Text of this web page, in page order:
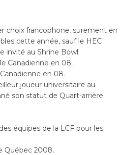
choix francophone, surement en
cette année, sauf le HEC
invité au Shrine Bowl.
Canadienne en 08.
en 08.
joueur universitaire au
son statut de Quart-arrière.
équipes de la LCF pour les
Québec 2008.